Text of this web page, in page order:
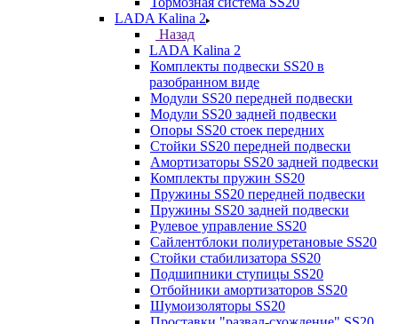
LADA Kalina 2
Назад
LADA Kalina 2
Комплекты подвески SS20 в
разобранном виде
Модули SS20 передней подвески
Модули SS20 задней подвески
Опоры SS20 стоек передних
Стойки SS20 передней подвески
Амортизаторы SS20 задней подвески
Комплекты пружин SS20
Пружины SS20 передней подвески
Пружины SS20 задней подвески
Рулевое управление SS20
Сайлентблоки полиуретановые SS20
Стойки стабилизатора SS20
Подшипники ступицы SS20
Отбойники амортизаторов SS20
Шумоизоляторы SS20